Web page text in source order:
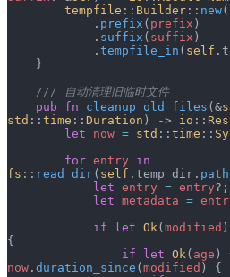
        tempfile
:: Builder :: new
            .
prefix ( prefix )
            .
suffix ( suffix )
            .
tempfile_in ( self
    }
    /// 自动清理旧临时文件
    pub
fn cleanup_old_files (&
std :: time :: Duration ) -> io ::
        let
now = std :: time ::
        for
entry in
fs :: read_dir( self .temp_dir. path
            let
entry = entry?;
            let
metadata =
            if
let Ok ( modified )
{
                if
let Ok ( age )
now . duration_since ( modified ) {